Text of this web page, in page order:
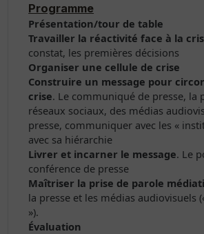
Programme
Présentation/tour de table
Travailler la réactivité face à la
constat, les premières décisions
Organiser une cellule de crise
Construire un message pour
crise. Le communiqué de presse, la
réseaux sociaux, des médias
presse, communiquer avec les «
avec sa hiérarchie
Livrer et incarner le message. Le
conférence de presse
Maîtriser la prise de parole
la presse et les médias audiovisuels
»).
Évaluation